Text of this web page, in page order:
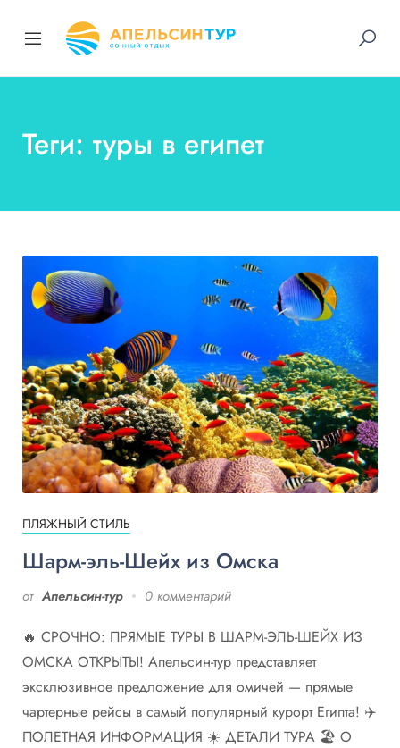
Теги: туры в египет
ПЛЯЖНЫЙ СТИЛЬ
Шарм-эль-Шейх из Омска
от Апельсин-тур 0 комментарий
🔥 СРОЧНО: ПРЯМЫЕ ТУРЫ В ШАРМ-ЭЛЬ-ШЕЙХ ИЗ
ОМСКА ОТКРЫТЫ! Апельсин-тур представляет
эксклюзивное предложение для омичей — прямые
чартерные рейсы в самый популярный курорт Египта! ✈️
ПОЛЕТНАЯ ИНФОРМАЦИЯ ☀️ ДЕТАЛИ ТУРА 🏖️ О